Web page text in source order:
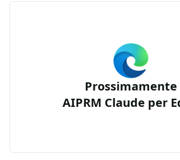
Prossimamente
AIPRM Claude per